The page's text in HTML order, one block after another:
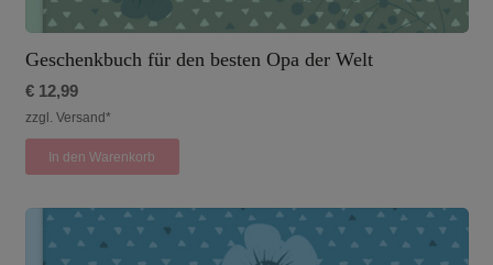
Geschenkbuch für den besten Opa der Welt
€12,99
zzgl. Versand*
In den Warenkorb